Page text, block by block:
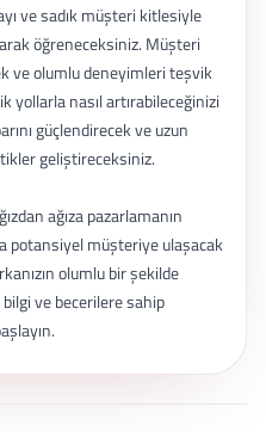
ve sadık müşteri kitlesiyle
öğreneceksiniz. Müşteri
ve olumlu deneyimleri teşvik
yollarla nasıl artırabileceğinizi
güçlendirecek ve uzun
geliştireceksiniz.
ağıza pazarlamanın
potansiyel müşteriye ulaşacak
olumlu bir şekilde
ve becerilere sahip